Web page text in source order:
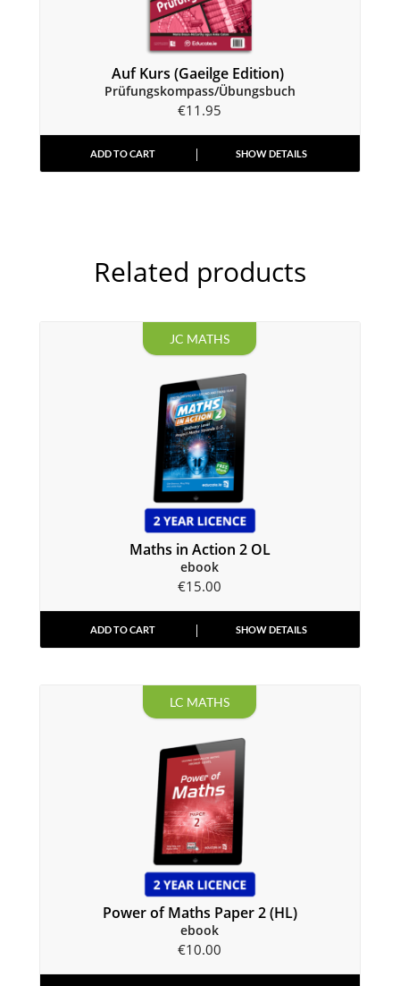
Auf Kurs (Gaeilge Edition)
Prüfungskompass/Übungsbuch
€11.95
ADD TO CART SHOW DETAILS
Related products
JC MATHS
Maths in Action 2 OL
ebook
€15.00
ADD TO CART SHOW DETAILS
LC MATHS
Power of Maths Paper 2 (HL)
ebook
€10.00